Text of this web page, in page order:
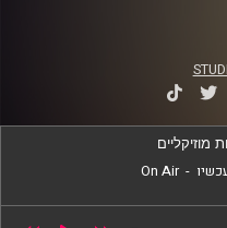
מוזיקליים
-
On Air